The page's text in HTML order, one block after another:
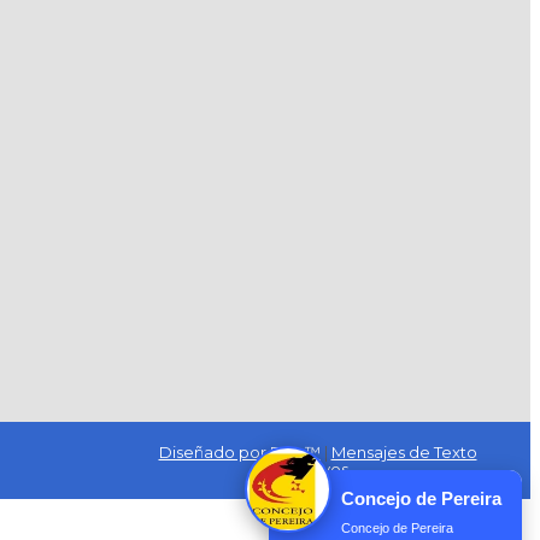
Diseñado por Exus™ | Mensajes de Texto
Masivos